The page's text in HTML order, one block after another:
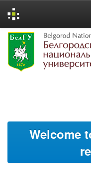
Skip
navigation
Welcome